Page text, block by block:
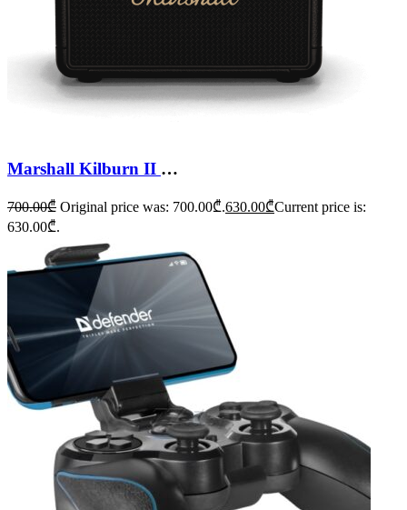
Marshall Kilburn II Bluetooth Speaker
700.00₾ Original price was: 700.00₾.630.00₾Current price is:
630.00₾.